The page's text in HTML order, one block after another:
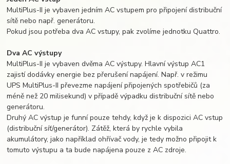
MultiPlus-II je vybaven jedním AC vstupem pro připojení distribuční
sítě nebo např. generátoru.
Pokud jsou potřeba dva AC vstupy, pak zvolíme jednotku Quattro.
Dva AC výstupy
MultiPlus-II je vybaven dvěma AC výstupy. Hlavní výstup AC1
zajistí dodávky energie bez přerušení napájení. Např. v režimu
UPS MultiPlus-II převezme napájení připojených spotřebičů (za
méně než 20 milisekund) v případě výpadku distribuční sítě nebo
generátoru.
Druhý AC výstup je funní pouze tehdy, když je k dispozici AC vstup
(distribuční síť/generátor). Zátěž, která by rychle vybila
akumulátory, jako například ohřívač vody, je tedy možno připojit k
tomuto výstupu a ta bude napájena pouze z AC zdroje.